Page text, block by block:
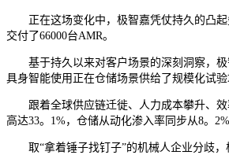
正在这场变化中，极智嘉凭仗持久的凸起
交付了66000台AMR。
基于持久以来对客户场景的深刻洞察，极
具身智能使用正在仓储场景供给了规模化试验
跟着全球供应链迁徙、人力成本攀升、效
高达33。1%，仓储从动化渗入率同步从8。
取“拿着锤子找钉子”的机械人企业分歧，